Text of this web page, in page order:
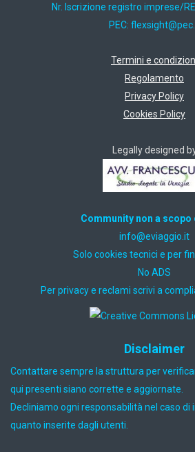
Nr. Iscrizione registro imprese/
PEC:
Termini e
Regolamento
Privacy Policy
Cookies Policy
Legally designed
Community non a scopo
ti.oiggaive@ofni
Solo cookies tecnici e per
No ADS
Per privacy e reclami scrivi a
Disclaimer
Contattare sempre la struttura per
qui presenti siano corrette e aggiornate.
Decliniamo ogni responsabilità nel caso
quanto inserite dagli utenti.